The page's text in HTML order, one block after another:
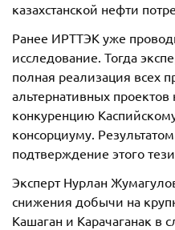
казахстанской нефти
Ранее ИРТТЭК уже
исследование. Тогда
полная реализация всех
альтернативных проектов
конкуренцию
консорциуму.
подтверждение этого
Эксперт Нурлан
снижения добычи на
Кашаган и Карачаганак в